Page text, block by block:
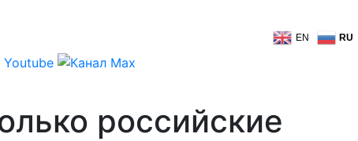
EN RU
российские